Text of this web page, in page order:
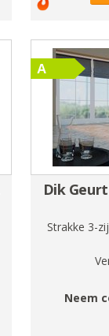
Dik
Strakke 3-
Neem